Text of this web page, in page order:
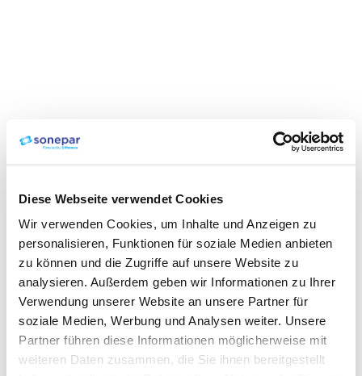
Diese Webseite verwendet Cookies
Wir verwenden Cookies, um Inhalte und Anzeigen zu
personalisieren, Funktionen für soziale Medien anbieten
zu können und die Zugriffe auf unsere Website zu
analysieren. Außerdem geben wir Informationen zu Ihrer
Verwendung unserer Website an unsere Partner für
soziale Medien, Werbung und Analysen weiter. Unsere
Partner führen diese Informationen möglicherweise mit
weiteren Daten zusammen, die Sie ihnen bereitgestellt